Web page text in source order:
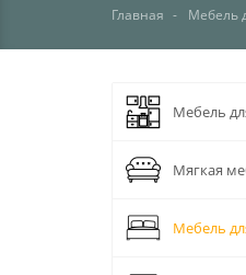
Главная Мебель
Мебель
Мягкая
Мебель